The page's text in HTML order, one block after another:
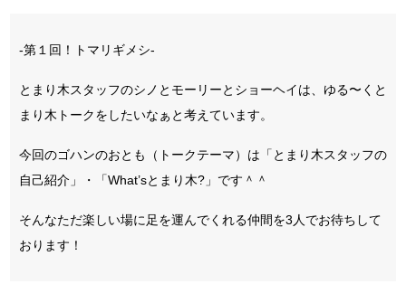
-第１回！トマリギメシ-
とまり木スタッフのシノとモーリーとショーヘイは、ゆる〜くと
まり木トークをしたいなぁと考えています。
今回のゴハンのおとも（トークテーマ）は「とまり木スタッフの
自己紹介」・「What’sとまり木?」です＾＾
そんなただ楽しい場に足を運んでくれる仲間を3人でお待ちして
おります！